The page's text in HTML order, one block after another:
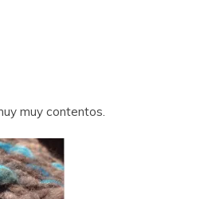
muy contentos.